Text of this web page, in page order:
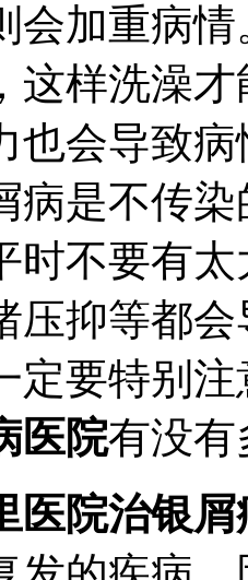
会加重病
这样洗澡
也会导致
病是不传
时不要有
压抑等都
定要特别
医院有没有
医院治银